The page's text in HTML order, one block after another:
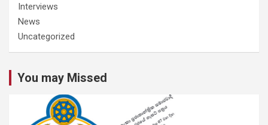
Interviews
News
Uncategorized
You may Missed